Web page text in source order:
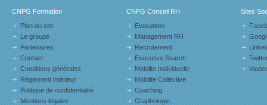
CNPG Formation
Plan du site
Le groupe
Partenaires
Contact
Conditions générales
Réglement intérieur
Politique de confidentialité
Mentions légales
CNPG Conseil RH
Evaluation
Management RH
Recrutement
Executive Search
Mobilite Individuelle
Mobilite Collective
Coaching
Graphologie
Sites